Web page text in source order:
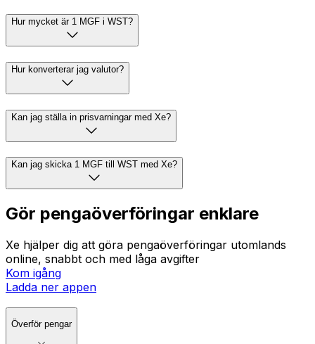
Hur mycket är 1 MGF i WST?
Hur konverterar jag valutor?
Kan jag ställa in prisvarningar med Xe?
Kan jag skicka 1 MGF till WST med Xe?
Gör pengaöverföringar enklare
Xe hjälper dig att göra pengaöverföringar utomlands
online, snabbt och med låga avgifter
Kom igång
Ladda ner appen
Överför pengar